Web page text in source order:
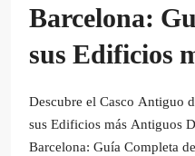
Barcelona:
sus Edificios
Descubre el Casco Antiguo
sus Edificios más Antiguos
Barcelona: Guía Completa